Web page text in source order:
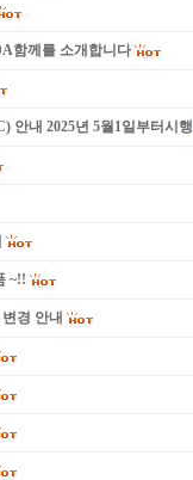
함께를 소개합니다
안내 2025년 5월1일부터시행
~!!
경 안내